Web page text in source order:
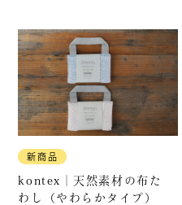
新商品
kontex｜天然素材の布た
わし（やわらかタイプ）